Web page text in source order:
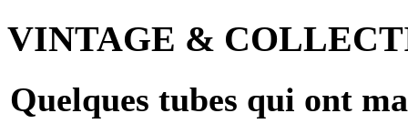
VINTAGE &
Quelques tubes qui ont